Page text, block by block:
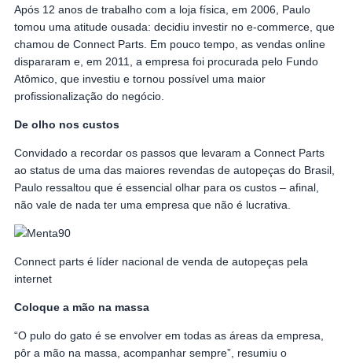
Após 12 anos de trabalho com a loja física, em 2006, Paulo
tomou uma atitude ousada: decidiu investir no e-commerce, que
chamou de Connect Parts. Em pouco tempo, as vendas online
dispararam e, em 2011, a empresa foi procurada pelo Fundo
Atômico, que investiu e tornou possível uma maior
profissionalização do negócio.
De olho nos custos
Convidado a recordar os passos que levaram a Connect Parts
ao status de uma das maiores revendas de autopeças do Brasil,
Paulo ressaltou que é essencial olhar para os custos – afinal,
não vale de nada ter uma empresa que não é lucrativa.
Connect parts é líder nacional de venda de autopeças pela
internet
Coloque a mão na massa
“O pulo do gato é se envolver em todas as áreas da empresa,
pôr a mão na massa, acompanhar sempre”, resumiu o